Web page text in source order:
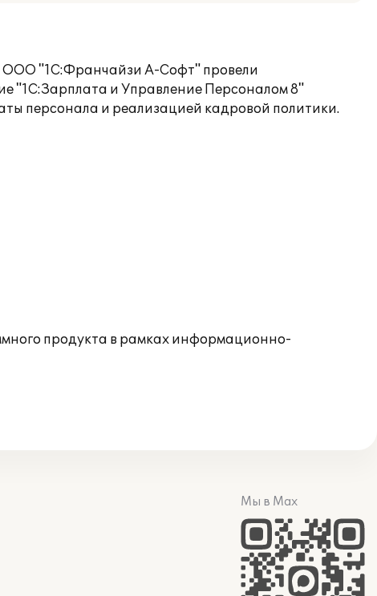
ООО "1С:Франчайзи А-Софт" провели
"1С:Зарплата и Управление Персоналом 8"
персонала и реализацией кадровой политики.
продукта в рамках информационно-
Мы в Max